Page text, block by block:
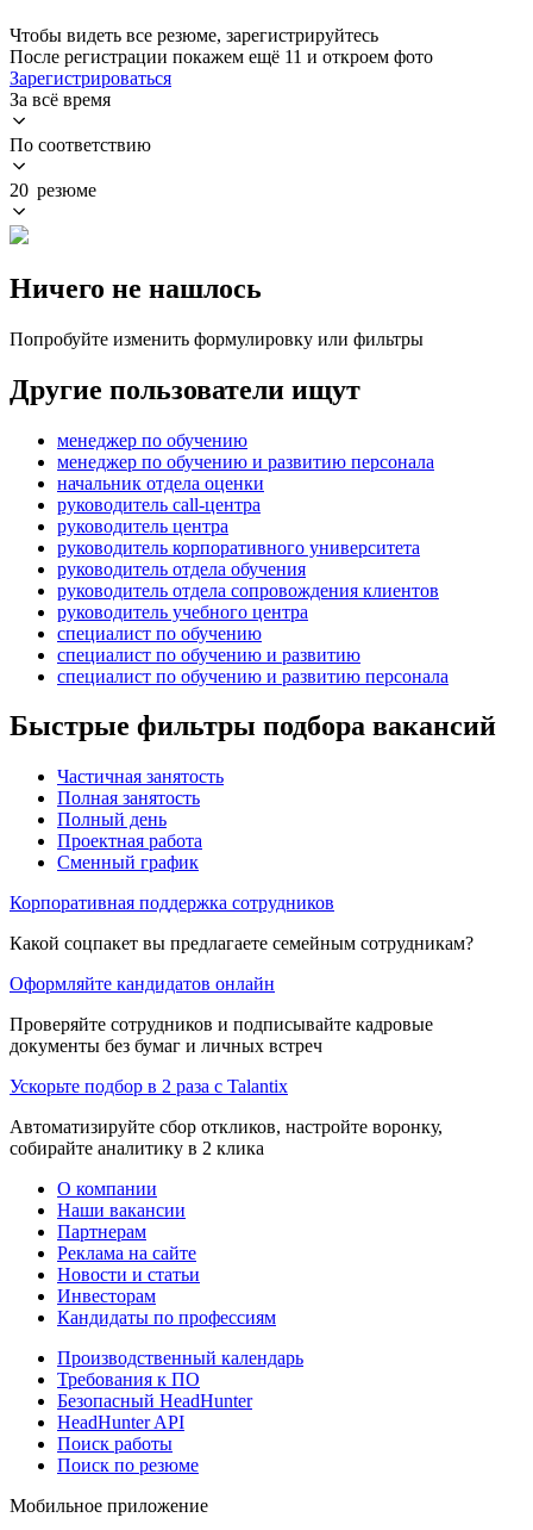
Чтобы видеть все резюме, зарегистрируйтесь
После регистрации покажем ещё 11 и откроем фото
Зарегистрироваться
За всё время
По соответствию
20 резюме
Ничего не нашлось
Попробуйте изменить формулировку или фильтры
Другие пользователи ищут
менеджер по обучению
менеджер по обучению и развитию персонала
начальник отдела оценки
руководитель call-центра
руководитель центра
руководитель корпоративного университета
руководитель отдела обучения
руководитель отдела сопровождения клиентов
руководитель учебного центра
специалист по обучению
специалист по обучению и развитию
специалист по обучению и развитию персонала
Быстрые фильтры подбора вакансий
Частичная занятость
Полная занятость
Полный день
Проектная работа
Сменный график
Корпоративная поддержка сотрудников
Какой соцпакет вы предлагаете семейным сотрудникам?
Оформляйте кандидатов онлайн
Проверяйте сотрудников и подписывайте кадровые
документы без бумаг и личных встреч
Ускорьте подбор в 2 раза с Talantix
Автоматизируйте сбор откликов, настройте воронку,
собирайте аналитику в 2 клика
О компании
Наши вакансии
Партнерам
Реклама на сайте
Новости и статьи
Инвесторам
Кандидаты по профессиям
Производственный календарь
Требования к ПО
Безопасный HeadHunter
HeadHunter API
Поиск работы
Поиск по резюме
Мобильное приложение